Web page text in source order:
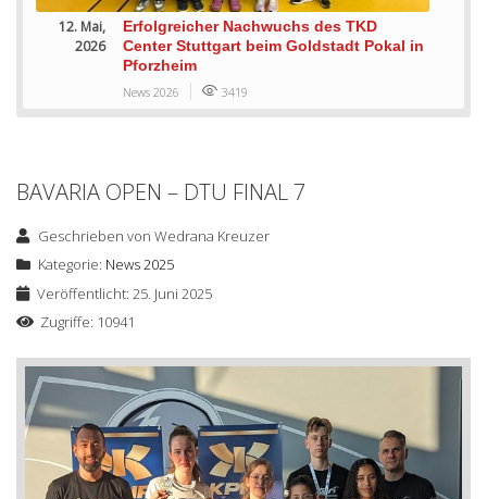
12. Mai,
2026
Erfolgreicher Nachwuchs des TKD
Center Stuttgart beim Goldstadt Pokal in
Pforzheim
News 2026 3419
BAVARIA OPEN – DTU FINAL 7
Geschrieben vonWedrana Kreuzer
Kategorie: News 2025
Veröffentlicht: 25. Juni 2025
Zugriffe: 10941